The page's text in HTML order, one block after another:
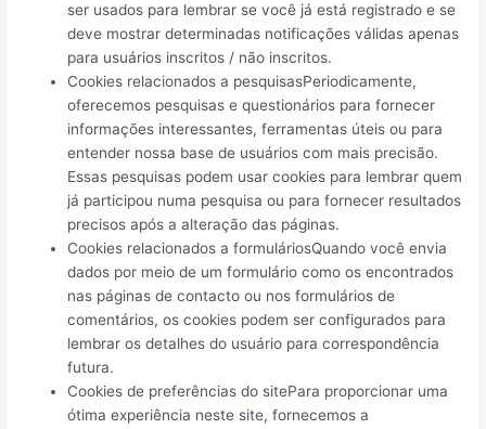
ser usados ​​para lembrar se você já está registrado e se
deve mostrar determinadas notificações válidas apenas
para usuários inscritos / não inscritos.
Cookies relacionados a pesquisasPeriodicamente,
oferecemos pesquisas e questionários para fornecer
informações interessantes, ferramentas úteis ou para
entender nossa base de usuários com mais precisão.
Essas pesquisas podem usar cookies para lembrar quem
já participou numa pesquisa ou para fornecer resultados
precisos após a alteração das páginas.
Cookies relacionados a formuláriosQuando você envia
dados por meio de um formulário como os encontrados
nas páginas de contacto ou nos formulários de
comentários, os cookies podem ser configurados para
lembrar os detalhes do usuário para correspondência
futura.
Cookies de preferências do sitePara proporcionar uma
ótima experiência neste site, fornecemos a